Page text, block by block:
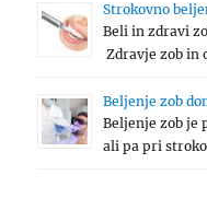
Strokovno
Beli in zdravi
Zdravje zob in
Beljenje zob
Beljenje zob je
ali pa pri